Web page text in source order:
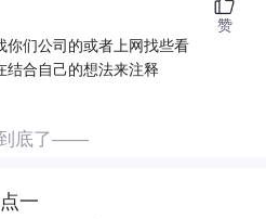
你们公司的或者上网找些看
结合自己的想法来注释
赞
底了——
一